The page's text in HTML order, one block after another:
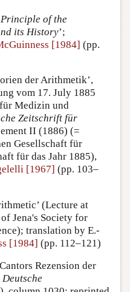
Principle of the
its History’;
[1984] (pp.
der Arithmetik’,
vom 17. July 1885
Medizin und
Zeitschrift für
II (1886) (=
Gesellschaft für
für das Jahr 1885),
[1967] (pp. 103–
(Lecture at
Jena's Society for
translation by E.-
[1984] (pp. 112–121)
Rezension der
Deutsche